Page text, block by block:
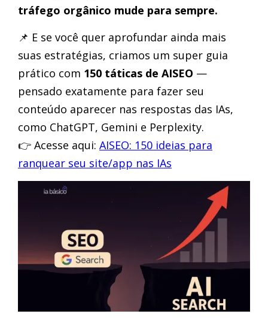
tráfego orgânico mude para sempre.
📌 E se você quer aprofundar ainda mais
suas estratégias, criamos um super guia
prático com 150 táticas de AISEO —
pensado exatamente para fazer seu
conteúdo aparecer nas respostas das IAs,
como ChatGPT, Gemini e Perplexity.
👉 Acesse aqui: AISEO: 150 ideias para
ranquear seu site/app nas IAs